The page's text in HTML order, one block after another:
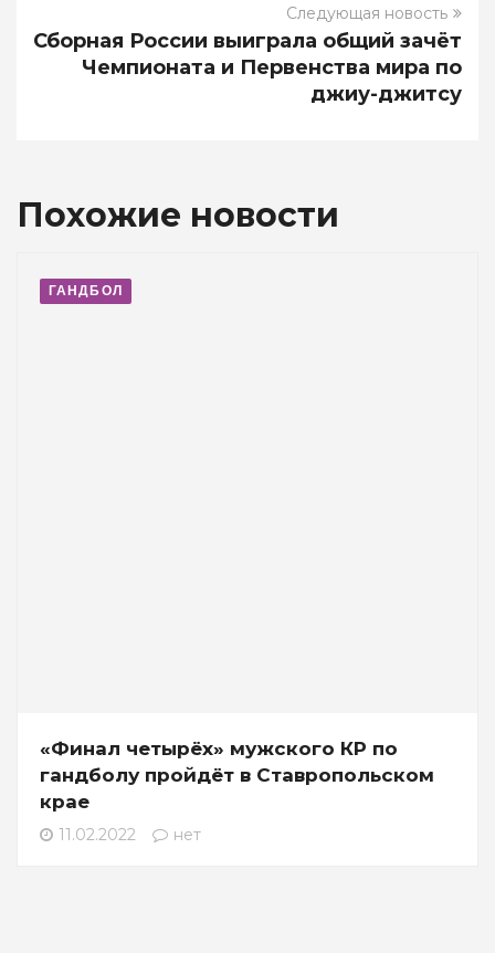
Следующая новость
Сборная России выиграла общий зачёт
Чемпионата и Первенства мира по
джиу-джитсу
Похожие новости
ГАНДБОЛ
«Финал четырёх» мужского КР по
гандболу пройдёт в Ставропольском
крае
11.02.2022 нет